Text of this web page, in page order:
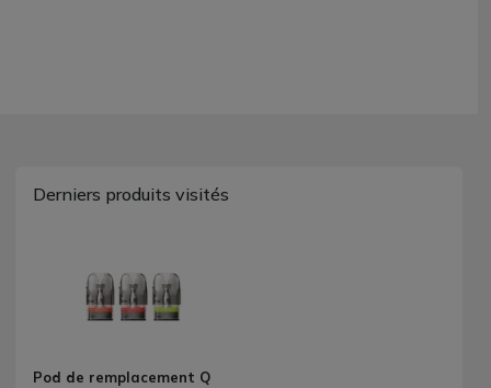
Derniers produits visités
Pod de remplacement Q